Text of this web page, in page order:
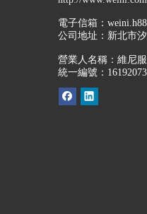
電子信箱：
公司地址： 新北市
營業人名稱：維尼
統一編號：16192073